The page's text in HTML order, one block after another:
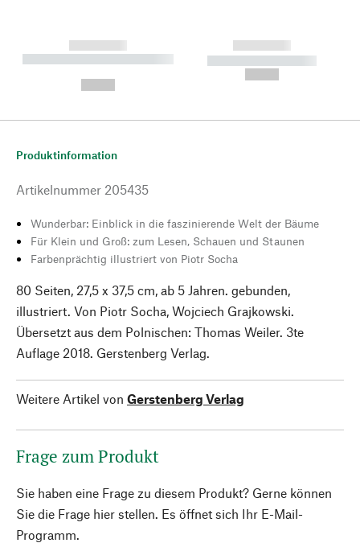
------------
----------- ----------- --------
------------
----------- -----------
Produktinformation
Artikelnummer 205435
Wunderbar: Einblick in die faszinierende Welt der Bäume
Für Klein und Groß: zum Lesen, Schauen und Staunen
Farbenprächtig illustriert von Piotr Socha
80 Seiten, 27,5 x 37,5 cm, ab 5 Jahren. gebunden,
illustriert. Von Piotr Socha, Wojciech Grajkowski.
Übersetzt aus dem Polnischen: Thomas Weiler. 3te
Auflage 2018. Gerstenberg Verlag.
Weitere Artikel von Gerstenberg Verlag
Frage zum Produkt
Sie haben eine Frage zu diesem Produkt? Gerne können
Sie die Frage hier stellen. Es öffnet sich Ihr E-Mail-
Programm.